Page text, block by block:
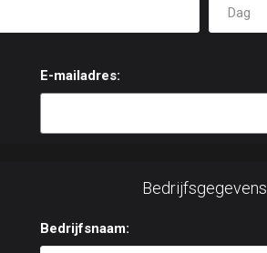
E-mailadres:
Bedrijfsgegevens
Bedrijfsnaam: